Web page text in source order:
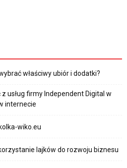
właściwy ubiór i dodatki?
usług firmy Independent Digital w
internecie
wiko.eu
lajków do rozwoju biznesu